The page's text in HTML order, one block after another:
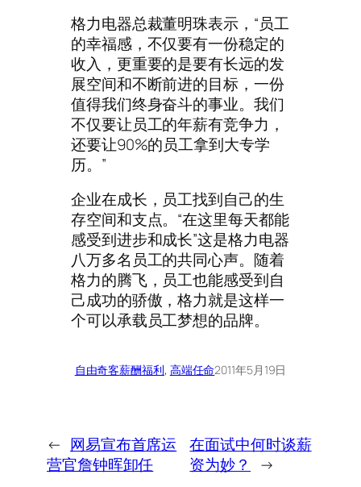
格力电器总裁董明珠表示，“员工
的幸福感，不仅要有一份稳定的
收入，更重要的是要有长远的发
展空间和不断前进的目标，一份
值得我们终身奋斗的事业。我们
不仅要让员工的年薪有竞争力，
还要让90%的员工拿到大专学
历。”
企业在成长，员工找到自己的生
存空间和支点。“在这里每天都能
感受到进步和成长”这是格力电器
八万多名员工的共同心声。随着
格力的腾飞，员工也能感受到自
己成功的骄傲，格力就是这样一
个可以承载员工梦想的品牌。
自由奇客薪酬福利, 高端任命2011年5月19日
← 网易宣布首席运
营官詹钟晖卸任
在面试中何时谈薪
资为妙？
→